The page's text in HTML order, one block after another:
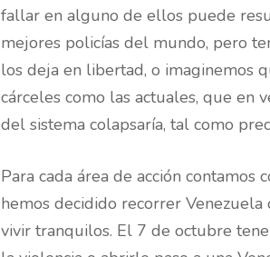
fallar en alguno de ellos puede
mejores policías del mundo, pero
los deja en libertad, o imaginemos
cárceles como las actuales, que en
del sistema colapsaría, tal como
Para cada área de acción
hemos decidido recorrer
vivir tranquilos. El 7 de octubre